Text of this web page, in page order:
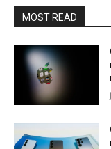
MOST READ